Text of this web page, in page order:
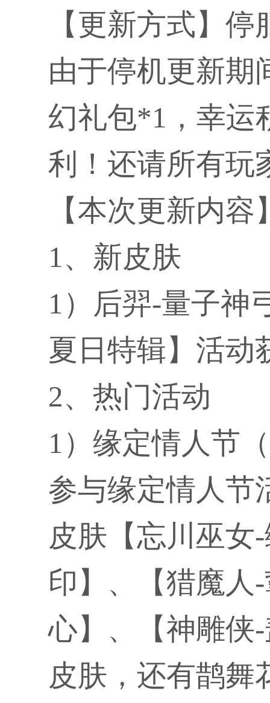
【更新方式】停
由于停机更新期
幻礼包*1，幸运
利！还请所有玩
【本次更新内容
1、新皮肤
1）后羿-量子神
夏日特辑】活动
2、热门活动
1）缘定情人节
参与缘定情人节
皮肤【忘川巫女
印】、【猎魔人
心】、【神雕侠
皮肤，还有鹊舞